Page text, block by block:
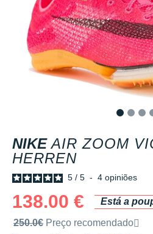
NIKE AIR ZOOM
HERREN
5 / 5 - 4 opiniões
138.00 €
Está a
Preço de venda recomendado
250.0€ Preço recomendado